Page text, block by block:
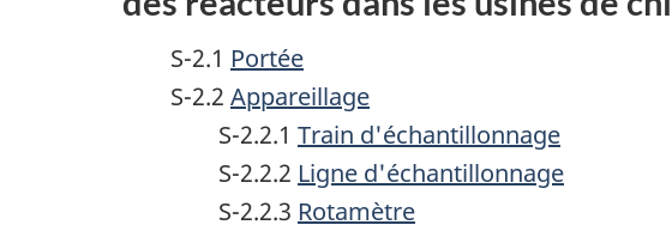
S-2.1 Portée
S-2.2 Appareillage
S-2.2.1 Train d'échantillonnage
S-2.2.2 Ligne d'échantillonnage
S-2.2.3 Rotamètre